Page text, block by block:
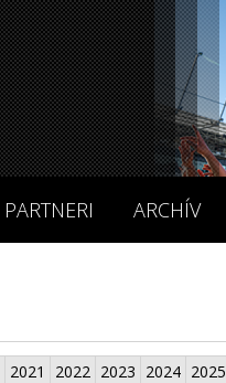
PARTNERI ARCHÍV
2021 2022 2023 2024 2025